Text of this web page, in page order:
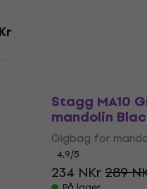
Stagg MA10
mandolin
Gigbag for
4,9/5
234 NKr289